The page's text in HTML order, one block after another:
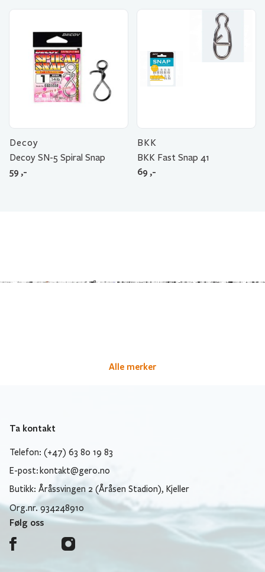
Decoy
Decoy SN-5 Spiral Snap
59 ,-
BKK
BKK Fast Snap 41
69 ,-
Alle merker
Ta kontakt
Telefon: (+47) 63 80 19 83
E-post: kontakt@gero.no
Butikk: Åråssvingen 2 (Åråsen Stadion), Kjeller
Org.nr. 934248910
Følg oss